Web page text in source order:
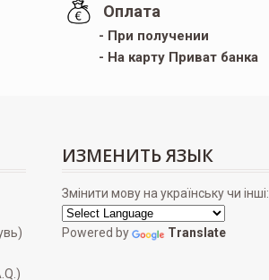
Оплата
- При получении
- На карту Приват банка
ИЗМЕНИТЬ ЯЗЫК
Змінити мову на українську чи інші:
Powered by Translate